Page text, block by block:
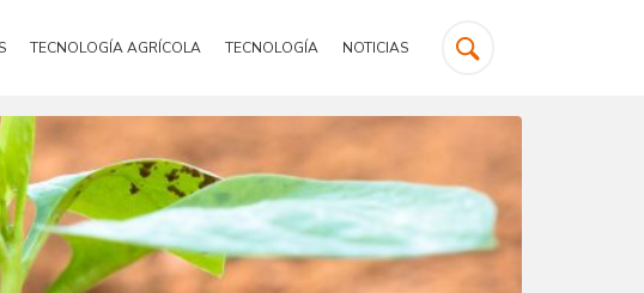
TECNOLOGÍA AGRÍCOLA TECNOLOGÍA NOTICIAS